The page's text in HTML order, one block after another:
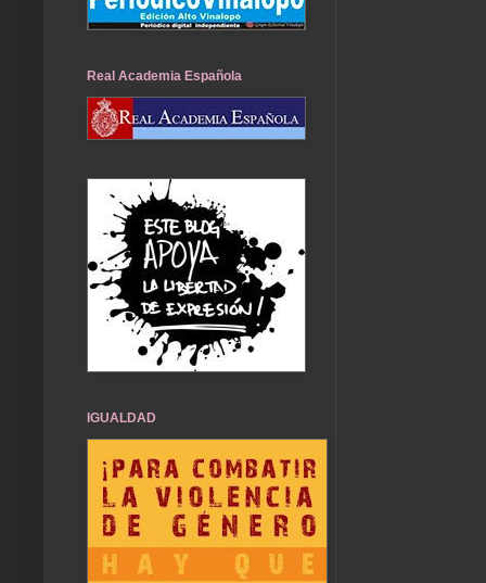
Real Academia Española
IGUALDAD